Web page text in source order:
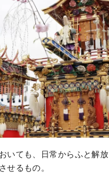
いても、日常からふと解
せるもの。